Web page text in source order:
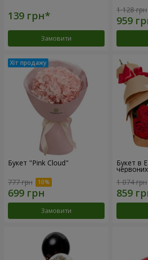
Замовити
1 128 грн
Букет "Pink Cloud"
777 грн
Замовити
Букет в
1 074 грн